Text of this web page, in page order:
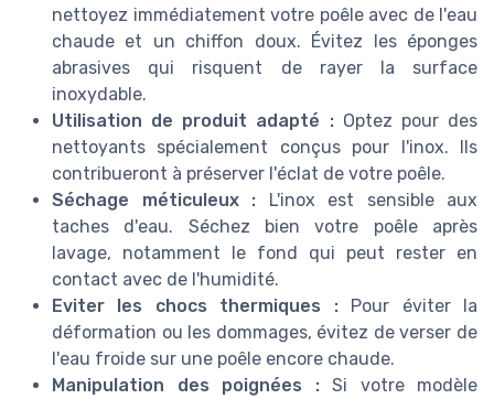
nettoyez immédiatement votre poêle avec de l'eau
chaude et un chiffon doux. Évitez les éponges
abrasives qui risquent de rayer la surface
inoxydable.
Utilisation de produit adapté :Optez pour des
nettoyants spécialement conçus pour l'inox. Ils
contribueront à préserver l'éclat de votre poêle.
Séchage méticuleux : L'inox est sensible aux
taches d'eau. Séchez bien votre poêle après
lavage, notamment le fond qui peut rester en
contact avec de l'humidité.
Eviter les chocs thermiques :Pour éviter la
déformation ou les dommages, évitez de verser de
l'eau froide sur une poêle encore chaude.
Manipulation des poignées :Si votre modèle